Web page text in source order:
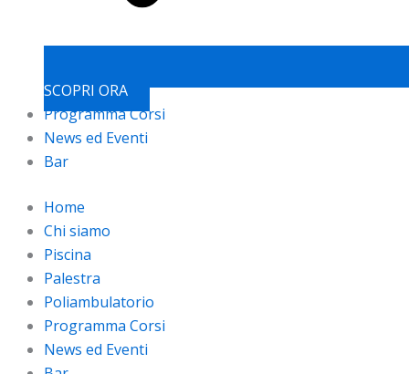
SCOPRI ORA
Programma Corsi
News ed Eventi
Bar
Home
Chi siamo
Piscina
Palestra
Poliambulatorio
Programma Corsi
News ed Eventi